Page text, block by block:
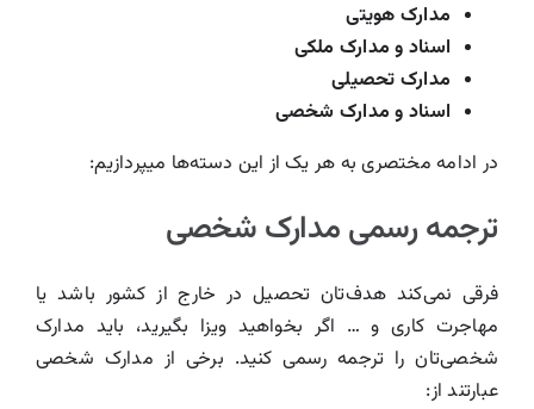
مدارک هویتی
اسناد و مدارک ملکی
مدارک تحصیلی
اسناد و مدارک شخصی
در ادامه مختصری به هر یک از این دسته‌ها میپردازیم:
ترجمه رسمی مدارک شخصی
فرقی نمی‌کند هدف‌تان تحصیل در خارج از کشور باشد یا
مهاجرت کاری و … اگر بخواهید ویزا بگیرید، باید مدارک
شخصی‌تان را ترجمه رسمی کنید. برخی از مدارک شخصی
عبارتند از: